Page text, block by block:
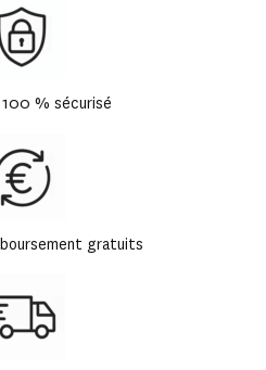
% sécurisé
gratuits